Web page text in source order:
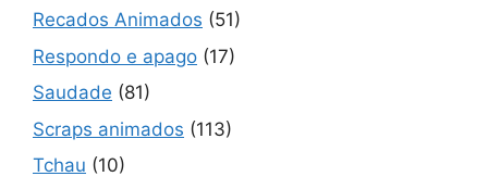
Recados Animados (51)
Respondo e apago (17)
Saudade (81)
Scraps animados (113)
Tchau (10)